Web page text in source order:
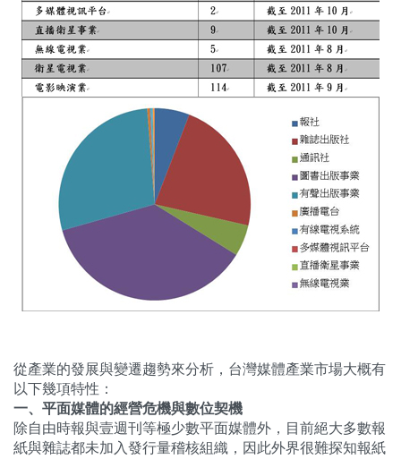
從產業的發展與變遷趨勢來分析，台灣媒體產業市場大概有
以下幾項特性：
一、平面媒體的經營危機與數位契機
除自由時報與壹週刊等極少數平面媒體外，目前絕大多數報
紙與雜誌都未加入發行量稽核組織，因此外界很難探知報紙